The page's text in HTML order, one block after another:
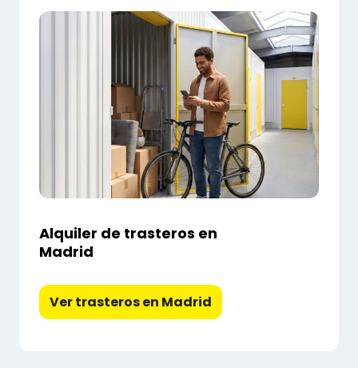
Alquiler de trasteros en
Madrid
Ver trasteros en Madrid